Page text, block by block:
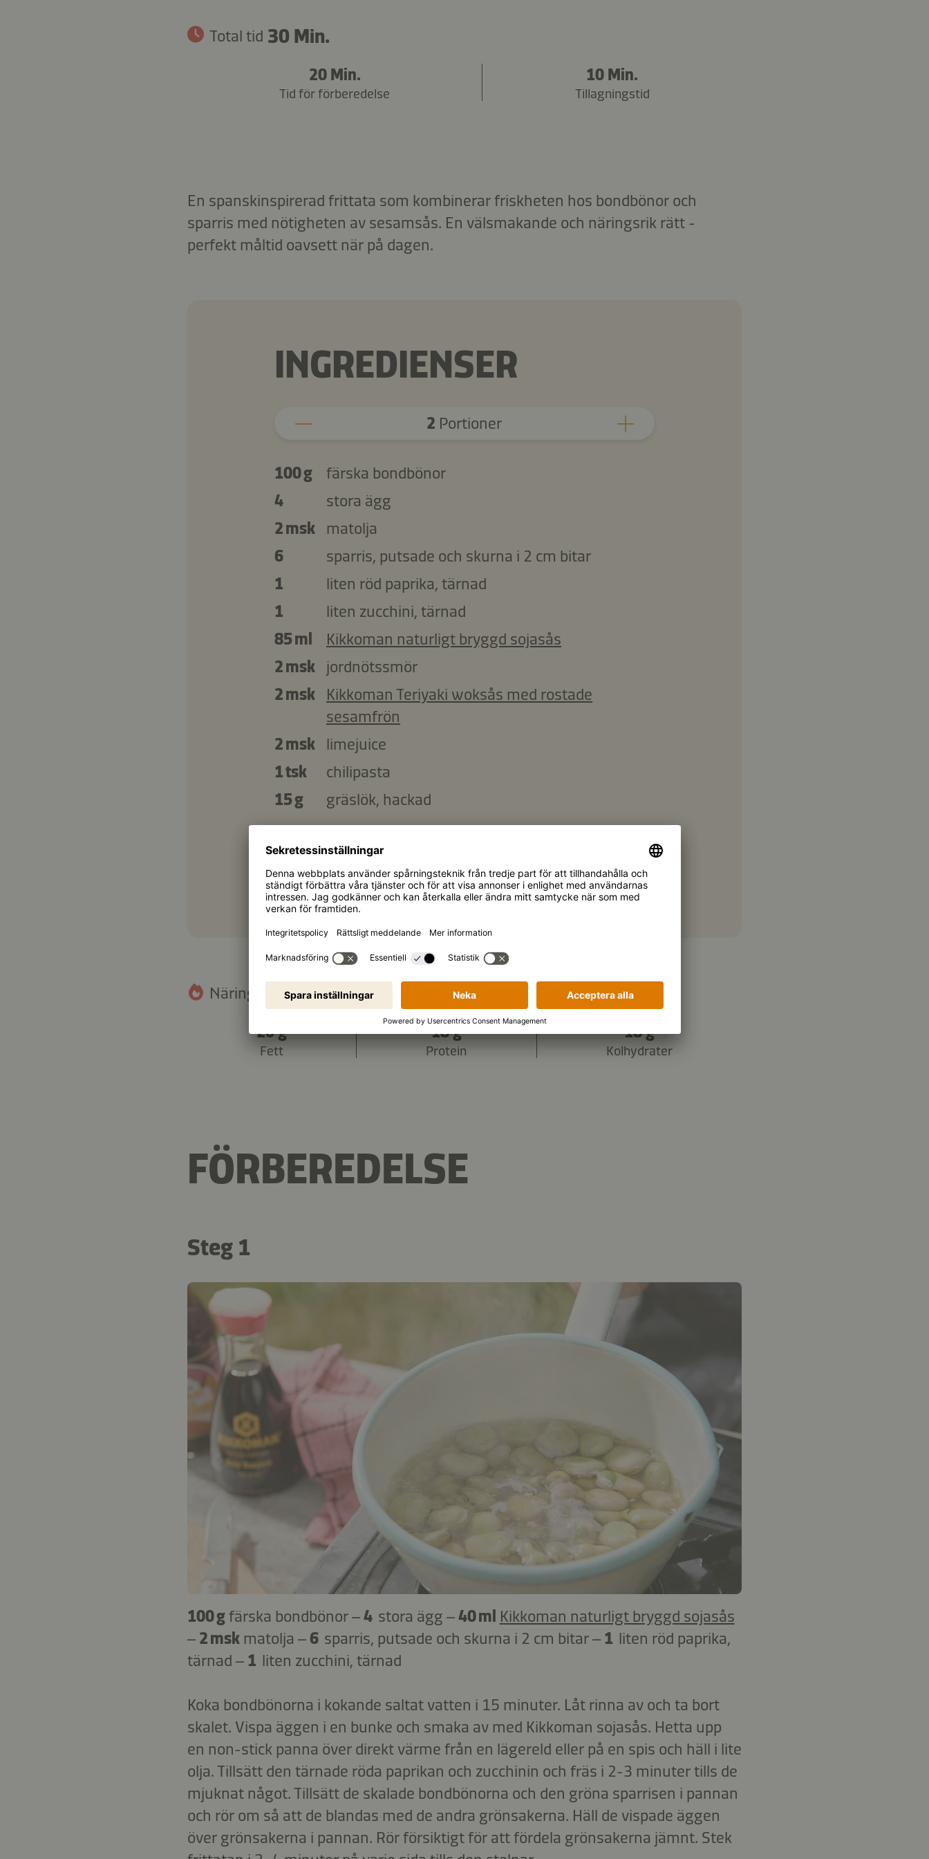
Total tid 30 Min.
20 Min.
Tid för förberedelse
10 Min.
Tillagningstid
En spanskinspirerad frittata som kombinerar friskheten hos bondbönor och
sparris med nötigheten av sesamsås. En välsmakande och näringsrik rätt -
perfekt måltid oavsett när på dagen.
INGREDIENSER
2 Portioner
100 g
färska bondbönor
4
stora ägg
2 msk
matolja
6
sparris, putsade och skurna i 2 cm bitar
1
liten röd paprika, tärnad
1
liten zucchini, tärnad
85 ml
Kikkoman naturligt bryggd sojasås
2 msk
jordnötssmör
2 msk
Kikkoman Teriyaki woksås med rostade
sesamfrön
2 msk
limejuice
1 tsk
chilipasta
15 g
gräslök, hackad
Kopiera ingredienser
Näringsinnehåll (per portion): 1.340 kJ 320 kcal
20 g
Fett
18 g
Protein
18 g
Kolhydrater
FÖRBEREDELSE
Steg 1
100 g färska bondbönor –4 stora ägg –40 ml Kikkoman naturligt bryggd sojasås
– 2 msk matolja – 6 sparris, putsade och skurna i 2 cm bitar – 1 liten röd paprika,
tärnad – 1 liten zucchini, tärnad
Koka bondbönorna i kokande saltat vatten i 15 minuter. Låt rinna av och ta bort
skalet. Vispa äggen i en bunke och smaka av med Kikkoman sojasås. Hetta upp
en non-stick panna över direkt värme från en lägereld eller på en spis och häll i lite
olja. Tillsätt den tärnade röda paprikan och zucchinin och fräs i 2-3 minuter tills de
mjuknat något. Tillsätt de skalade bondbönorna och den gröna sparrisen i pannan
och rör om så att de blandas med de andra grönsakerna. Häll de vispade äggen
över grönsakerna i pannan. Rör försiktigt för att fördela grönsakerna jämnt. Stek